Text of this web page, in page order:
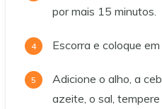
por mais 15 minutos.
Escorra e coloque
Adicione o alho, a
azeite, o sal,